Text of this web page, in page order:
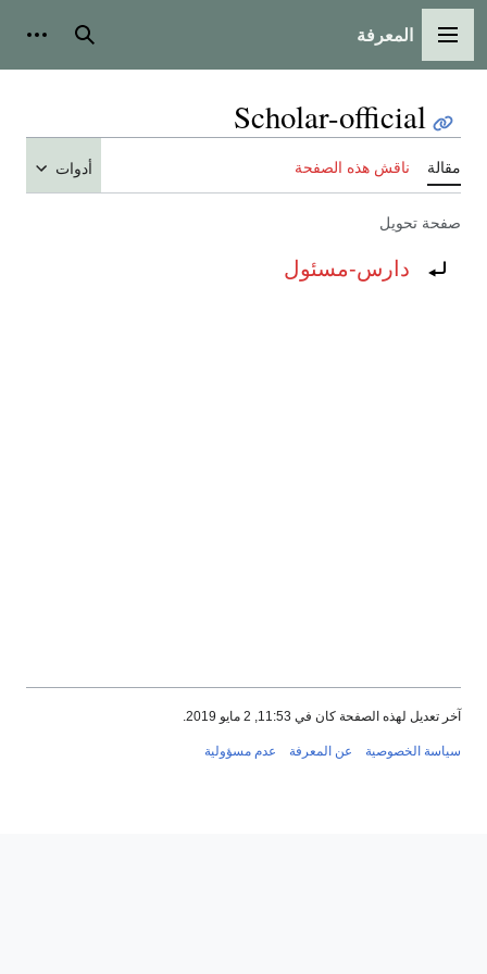
القائمة الرئيسية
المعرفة بحث
Scholar-official
مقالة ناقش هذه الصفحة أدوات
صفحة تحويل
تحويل إلى:دارس-مسئول
آخر تعديل لهذه الصفحة كان في 11:53, 2 مايو 2019.
سياسة الخصوصية عن المعرفة عدم مسؤولية